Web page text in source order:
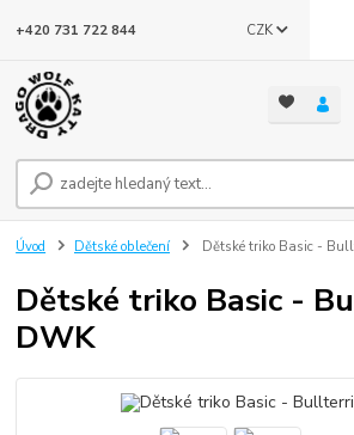
CZK
+420 731 722 844
Úvod Dětské oblečení Dětské triko Basic -
Dětské triko Basic -
DWK